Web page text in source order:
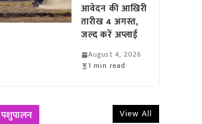
आवेदन की आखिरी
तारीख 4 अगस्त,
जल्द करें अप्लाई
August 4, 2026
1 min read
पशुपालन View All